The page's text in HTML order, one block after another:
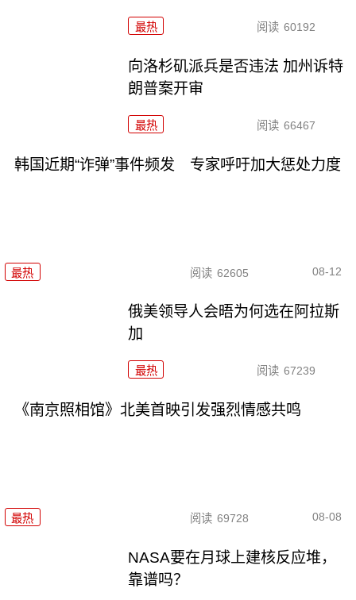
最热 阅读 60192
向洛杉矶派兵是否违法 加州诉特
朗普案开审
最热 阅读 66467
韩国近期“诈弹”事件频发 专家呼吁加大惩处力度
最热 阅读 62605 08-12
俄美领导人会晤为何选在阿拉斯
加
最热 阅读 67239
《南京照相馆》北美首映引发强烈情感共鸣
最热 阅读 69728 08-08
NASA要在月球上建核反应堆，
靠谱吗？